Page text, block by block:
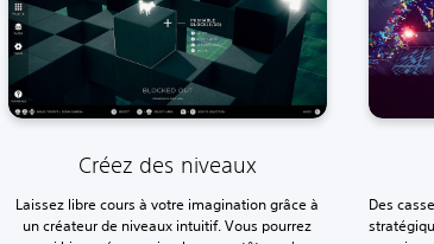
Créez des niveaux
Laissez libre cours à votre imagination grâce à
un créateur de niveaux intuitif. Vous pourrez
Des